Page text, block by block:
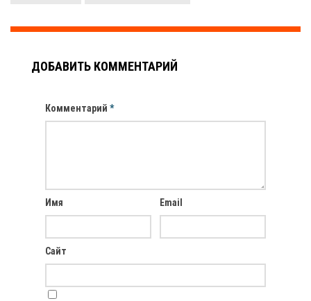
ДОБАВИТЬ КОММЕНТАРИЙ
Комментарий *
Имя Email
Сайт